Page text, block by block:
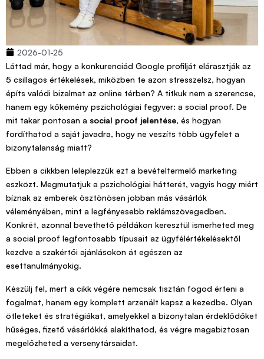
2026-01-25
Láttad már, hogy a konkurenciád Google profilját elárasztják az
5 csillagos értékelések, miközben te azon stresszelsz, hogyan
építs valódi bizalmat az online térben? A titkuk nem a szerencse,
hanem egy kőkemény pszichológiai fegyver: a social proof. De
mit takar pontosan a social proof jelentése, és hogyan
fordíthatod a saját javadra, hogy ne veszíts több ügyfelet a
bizonytalanság miatt?
Ebben a cikkben leleplezzük ezt a bevételtermelő marketing
eszközt. Megmutatjuk a pszichológiai hátterét, vagyis hogy miért
bíznak az emberek ösztönösen jobban más vásárlók
véleményében, mint a legfényesebb reklámszövegedben.
Konkrét, azonnal bevethető példákon keresztül ismerheted meg
a social proof legfontosabb típusait az ügyfélértékelésektől
kezdve a szakértői ajánlásokon át egészen az
esettanulmányokig.
Készülj fel, mert a cikk végére nemcsak tisztán fogod érteni a
fogalmat, hanem egy komplett arzenált kapsz a kezedbe. Olyan
ötleteket és stratégiákat, amelyekkel a bizonytalan érdeklődőket
hűséges, fizető vásárlókká alakíthatod, és végre magabiztosan
megelőzheted a versenytársaidat.